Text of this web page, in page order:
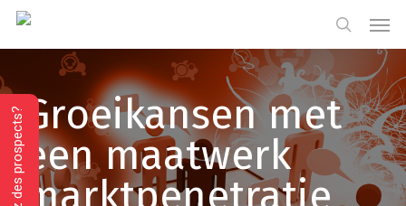
Skip
contentGroeikansen met
een maatwerk
marktpenetratie